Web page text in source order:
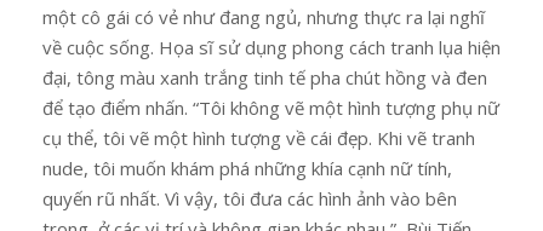
một cô gái có vẻ như đang ngủ, nhưng thực ra lại nghĩ
về cuộc sống. Họa sĩ sử dụng phong cách tranh lụa hiện
đại, tông màu xanh trắng tinh tế pha chút hồng và đen
để tạo điểm nhấn. “Tôi không vẽ một hình tượng phụ nữ
cụ thể, tôi vẽ một hình tượng về cái đẹp. Khi vẽ tranh
nude, tôi muốn khám phá những khía cạnh nữ tính,
quyến rũ nhất. Vì vậy, tôi đưa các hình ảnh vào bên